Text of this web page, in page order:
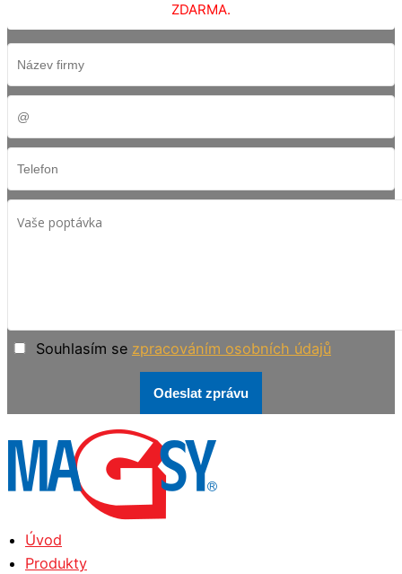
ZDARMA.
Souhlasím se zpracováním osobních údajů
Odeslat zprávu
Úvod
Produkty